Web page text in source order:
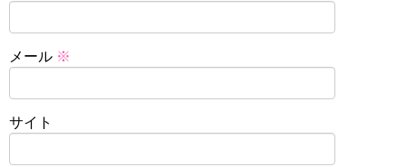
メール ※
サイト